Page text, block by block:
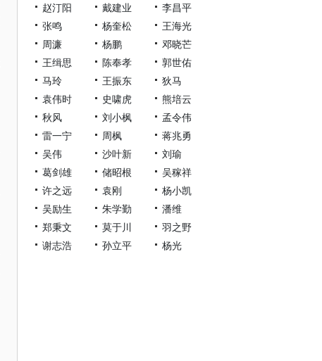
赵汀阳
戴建业
李昌平
张鸣
杨奎松
王海光
周濂
杨鹏
邓晓芒
王缉思
陈奉孝
郭世佑
马玲
王振东
狄马
袁伟时
史啸虎
熊培云
秋风
刘小枫
孟令伟
雷一宁
周枫
蒋兆勇
吴伟
沙叶新
刘瑜
葛剑雄
储昭根
吴稼祥
许之远
袁刚
杨小凯
吴励生
朱学勤
潘维
郑秉文
莫于川
羽之野
谢志浩
孙立平 杨光